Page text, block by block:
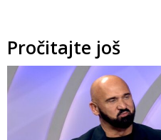
Pročitajte još